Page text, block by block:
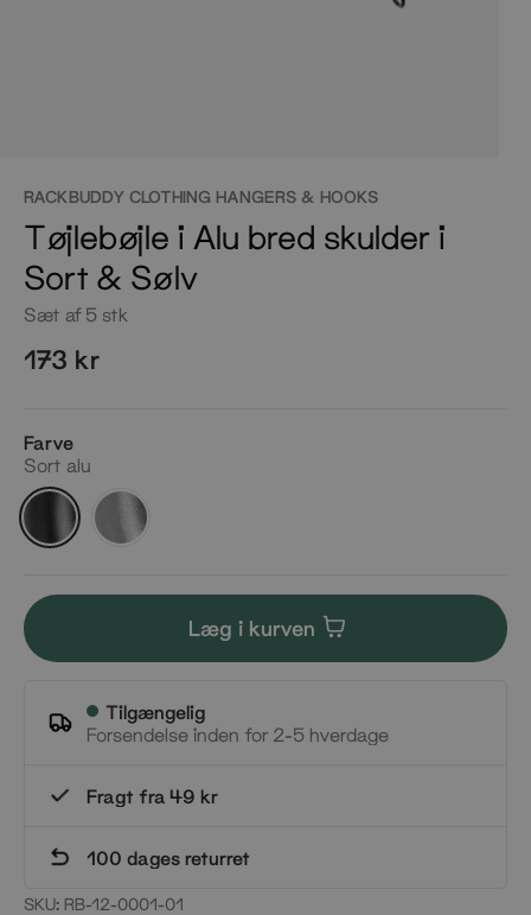
RACKBUDDY CLOTHING HANGERS & HOOKS
Tøjlebøjle i Alu bred skulder i
Sort & Sølv
Sæt af 5 stk
173 kr
Farve
Sort alu
Sort
alu
Sølv
alu
Læg i kurven
Tilgængelig
Forsendelse inden for 2-5 hverdage
Fragt fra 49 kr
100 dages returret
SKU: RB-12-0001-01